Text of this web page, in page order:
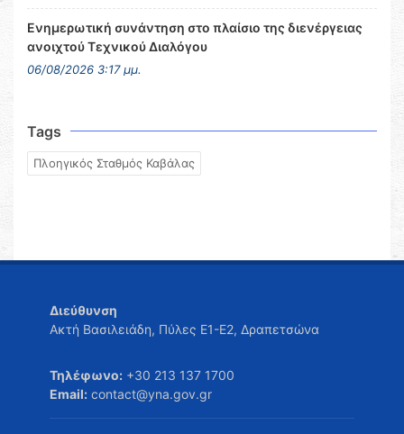
Ενημερωτική συνάντηση στο πλαίσιο της διενέργειας
ανοιχτού Τεχνικού Διαλόγου
06/08/2026 3:17 μμ.
Tags
Πλοηγικός Σταθμός Καβάλας
Διεύθυνση
Ακτή Βασιλειάδη, Πύλες Ε1-Ε2, Δραπετσώνα
Τηλέφωνο: +30 213 137 1700
Email: contact@yna.gov.gr